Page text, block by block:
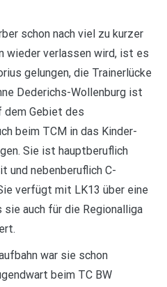
schon nach viel zu kurzer
wieder verlassen wird, ist es
gelungen, die Trainerlücke
Dederichs-Wollenburg ist
dem Gebiet des
beim TCM in das Kinder-
Sie ist hauptberuflich
und nebenberuflich C-
verfügt mit LK13 über eine
auch für die Regionalliga
war sie schon
beim TC BW